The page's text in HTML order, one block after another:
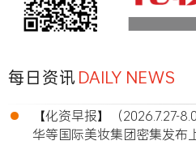
每日资讯DAILY NEWS
•
【化资早报】（2026.7.27-
华等国际美妆集团密集发布